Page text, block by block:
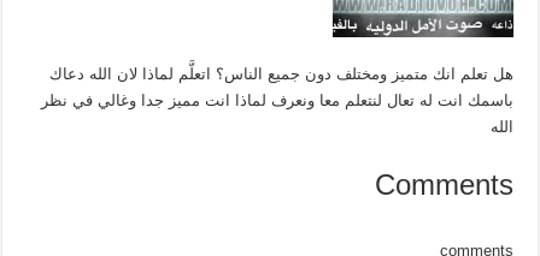
هل تعلم انك متميز ومختلف دون جميع الناس؟ اتعلَّم لماذا لان الله دعاك
باسمك انت له تعال لنتعلم معا ونعرف لماذا انت مميز جدا وغالي في نظر
الله
Comments
comments